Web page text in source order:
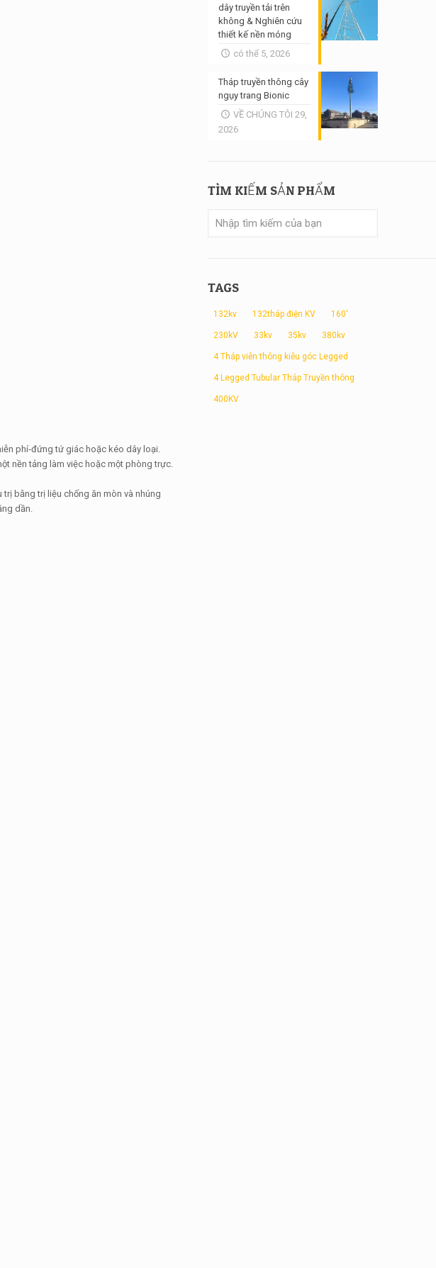
phí-đứng tứ giác hoặc kéo dây loại.
nền tảng làm việc hoặc một phòng trực.
bằng trị liệu chống ăn mòn và nhúng
dần.
dây truyền tải trên
không & Nghiên cứu
thiết kế nền móng
có thể 5, 2026
Tháp truyền thông cây
ngụy trang Bionic
VỀ CHÚNG TÔI 29,
2026
TÌM KIẾM SẢN PHẨM
TAGS
132kv 132tháp điện KV 160'
230kV 33kv 35kv 380kv
4 Tháp viễn thông kiễu góc Legged
4 Legged Tubular Tháp Truyền thông
400KV